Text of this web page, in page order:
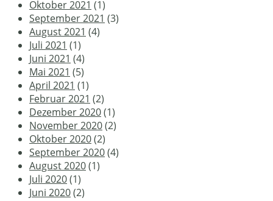
Oktober 2021 (1)
September 2021 (3)
August 2021 (4)
Juli 2021 (1)
Juni 2021 (4)
Mai 2021 (5)
April 2021 (1)
Februar 2021 (2)
Dezember 2020(1)
November 2020(2)
Oktober 2020(2)
September 2020(4)
August 2020(1)
Juli 2020(1)
Juni 2020(2)